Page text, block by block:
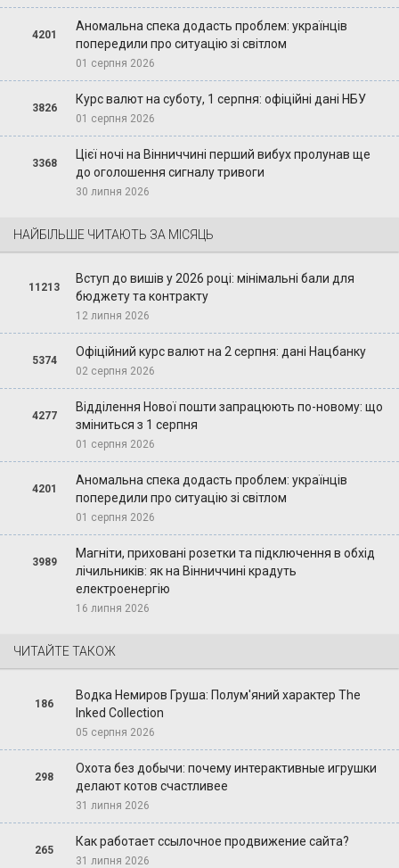
4201
Аномальна спека додасть проблем: українців
попередили про ситуацію зі світлом
01 серпня 2026
3826
Курс валют на суботу, 1 серпня: офіційні дані НБУ
01 серпня 2026
3368
Цієї ночі на Вінниччині перший вибух пролунав ще
до оголошення сигналу тривоги
30 липня 2026
НАЙБІЛЬШЕ ЧИТАЮТЬ ЗА МІСЯЦЬ
11213
Вступ до вишів у 2026 році: мінімальні бали для
бюджету та контракту
12 липня 2026
5374
Офіційний курс валют на 2 серпня: дані Нацбанку
02 серпня 2026
4277
Відділення Нової пошти запрацюють по-новому: що
зміниться з 1 серпня
01 серпня 2026
4201
Аномальна спека додасть проблем: українців
попередили про ситуацію зі світлом
01 серпня 2026
3989
Магніти, приховані розетки та підключення в обхід
лічильників: як на Вінниччині крадуть
електроенергію
16 липня 2026
ЧИТАЙТЕ ТАКОЖ
186
Водка Немиров Груша: Полум'яний характер The
Inked Collection
05 серпня 2026
298
Охота без добычи: почему интерактивные игрушки
делают котов счастливее
31 липня 2026
265
Как работает ссылочное продвижение сайта?
31 липня 2026